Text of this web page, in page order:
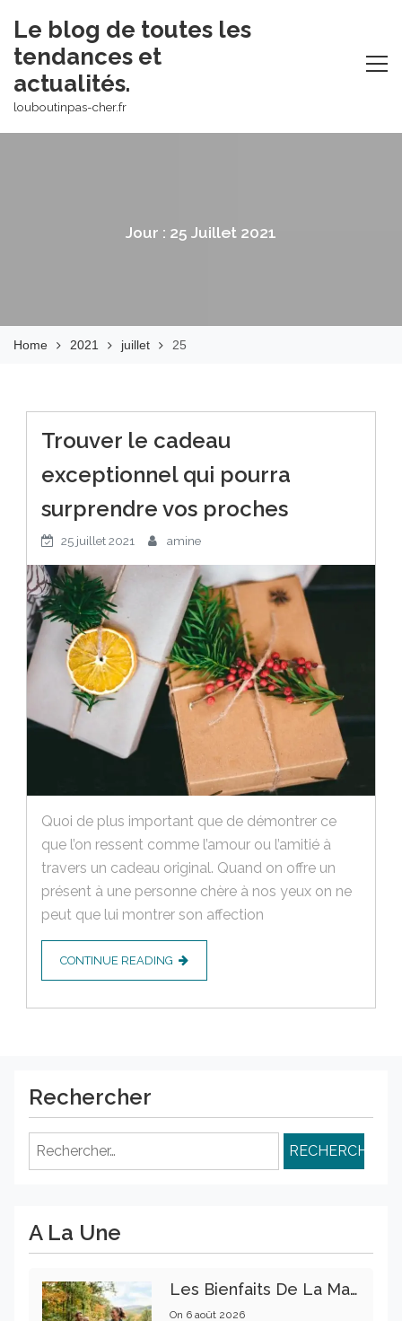
content
Le blog de toutes les
tendances et
actualités.
louboutinpas-cher.fr
Jour : 25 Juillet 2021
Home 2021 juillet 25
Trouver le cadeau
exceptionnel qui pourra
surprendre vos proches
25 juillet 2021 amine
Quoi de plus important que de démontrer ce
que l’on ressent comme l’amour ou l’amitié à
travers un cadeau original. Quand on offre un
présent à une personne chère à nos yeux on ne
peut que lui montrer son affection
CONTINUE READING
Rechercher
Rechercher :
A La Une
Les Bienfaits De La Marche Sur La Santé Physique Et Mentale
On 6 août 2026